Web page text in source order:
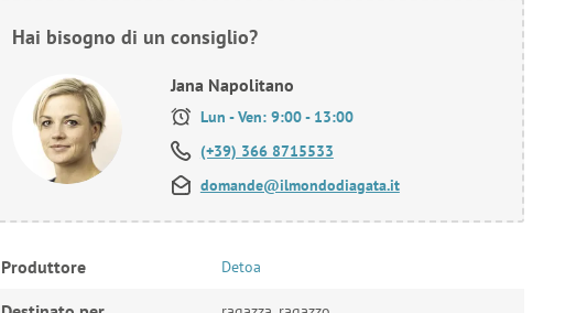
Hai bisogno di un consiglio?
Jana Napolitano
Lun - Ven: 9:00 - 13:00
(+39) 366 8715533
domande@ilmondodiagata.it
Produttore Detoa